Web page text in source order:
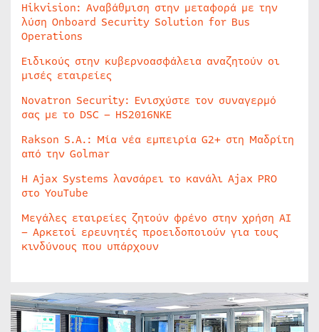
Hikvision: Αναβάθμιση στην μεταφορά με την
λύση Onboard Security Solution for Bus
Operations
Ειδικούς στην κυβερνοασφάλεια αναζητούν οι
μισές εταιρείες
Novatron Security: Ενισχύστε τον συναγερμό
σας με το DSC – HS2016NKE
Rakson S.A.: Μία νέα εμπειρία G2+ στη Μαδρίτη
από την Golmar
Η Ajax Systems λανσάρει το κανάλι Ajax PRO
στο YouTube
Μεγάλες εταιρείες ζητούν φρένο στην χρήση AI
– Αρκετοί ερευνητές προειδοποιούν για τους
κινδύνους που υπάρχουν